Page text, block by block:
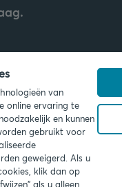
van
online ervaring te
en kunnen
gebruikt voor
geweigerd. Als u
klik dan op
als u alleen